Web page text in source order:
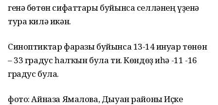
генә бөтөн сифаттары буйынса селләнең үҙенә
тура килә икән.
Синоптиктар фаразы буйынса 13-14 ғинуар төнөн
– 33 градус һалҡын була ти. Көндөҙ иһә -11 -16
градус була.
фото: Айназа Ямалова, Дыуан районы Иҫке